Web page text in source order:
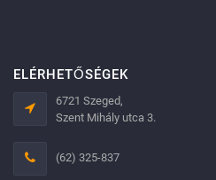
ELÉRHETŐSÉGEK
6721 Szeged,
Szent Mihály utca 3.
(62) 325-837